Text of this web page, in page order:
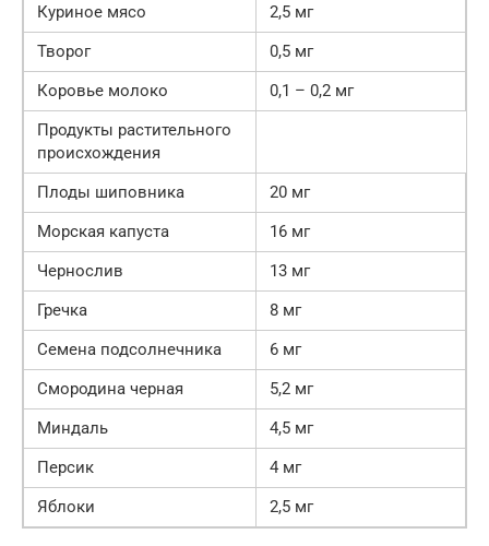
Куриное мясо
2,5 мг
Творог
0,5 мг
Коровье молоко
0,1 – 0,2 мг
Продукты растительного
происхождения
Плоды шиповника
20 мг
Морская капуста
16 мг
Чернослив
13 мг
Гречка
8 мг
Семена подсолнечника
6 мг
Смородина черная
5,2 мг
Миндаль
4,5 мг
Персик
4 мг
Яблоки
2,5 мг